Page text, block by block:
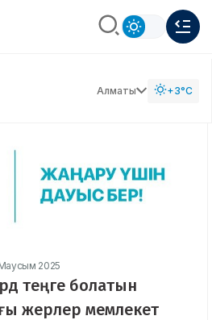
Алматы +3°C
2025
теңге болатын
жерлер мемлекет